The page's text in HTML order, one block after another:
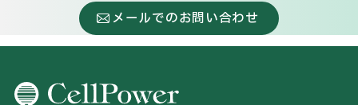
メールでのお問い合わせ